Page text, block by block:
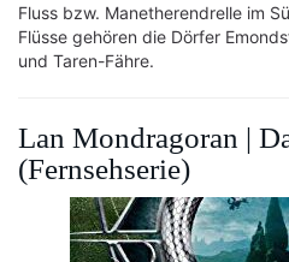
Fluss bzw. Manetherendrelle im
Flüsse gehören die Dörfer
und Taren-Fähre.
Lan Mondragoran |
(Fernsehserie)